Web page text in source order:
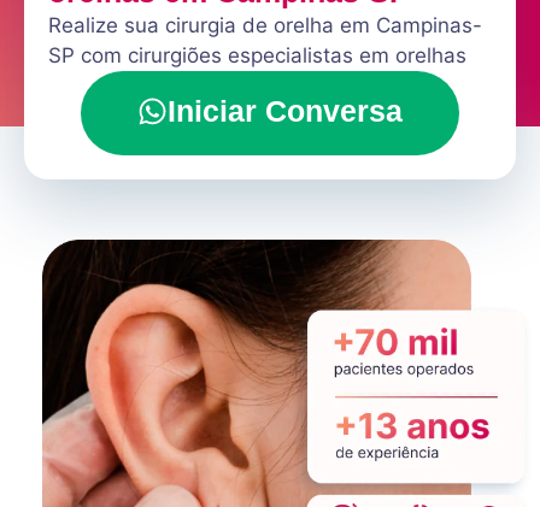
Realize sua cirurgia de orelha em Campinas-
SP com cirurgiões especialistas em orelhas
Iniciar Conversa